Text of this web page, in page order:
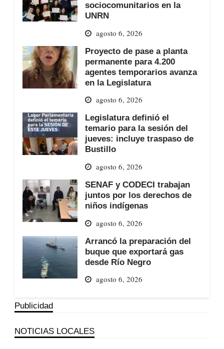
sociocomunitarios en la
UNRN
agosto 6, 2026
Proyecto de pase a planta
permanente para 4.200
agentes temporarios avanza
en la Legislatura
agosto 6, 2026
Legislatura definió el
temario para la sesión del
jueves: incluye traspaso de
Bustillo
agosto 6, 2026
SENAF y CODECI trabajan
juntos por los derechos de
niños indígenas
agosto 6, 2026
Arrancó la preparación del
buque que exportará gas
desde Río Negro
agosto 6, 2026
Publicidad
NOTICIAS LOCALES